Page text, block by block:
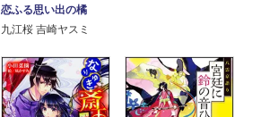
恋ふる思い出の橘
九江桜 吉崎ヤスミ